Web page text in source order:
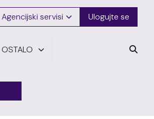
Agencijski servisi Ulogujte se
OSTALO